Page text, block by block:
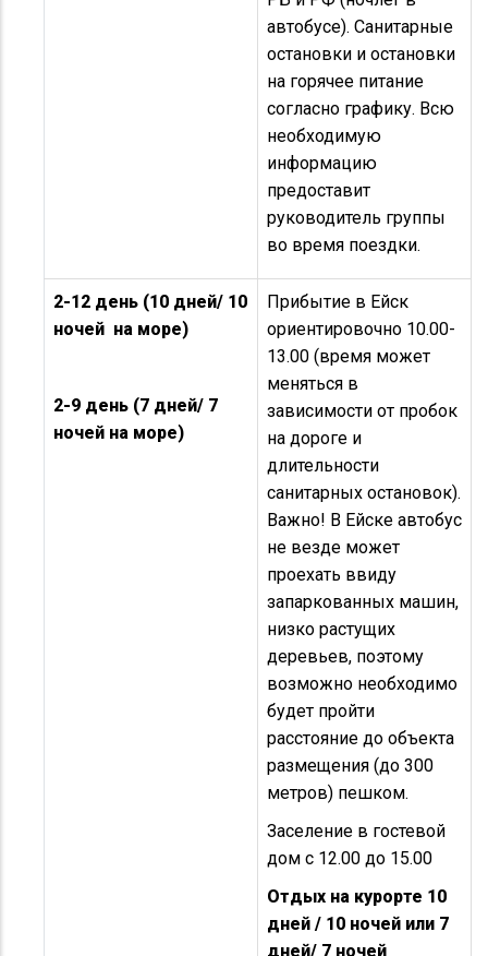
автобусе). Санитарные
остановки и остановки
на горячее питание
согласно графику. Всю
необходимую
информацию
предоставит
руководитель группы
во время поездки.
2-12 день (10 дней/ 10
ночей на море)
2-9 день (7 дней/ 7
ночей на море)
Прибытие в Ейск
ориентировочно 10.00-
13.00 (время может
меняться в
зависимости от пробок
на дороге и
длительности
санитарных остановок).
Важно! В Ейске автобус
не везде может
проехать ввиду
запаркованных машин,
низко растущих
деревьев, поэтому
возможно необходимо
будет пройти
расстояние до объекта
размещения (до 300
метров) пешком.
Заселение в гостевой
дом с 12.00 до 15.00
Отдых на курорте 10
дней / 10 ночей или 7
дней/ 7 ночей